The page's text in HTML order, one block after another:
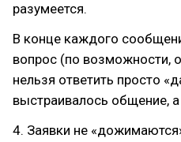
разумеется.
В конце каждого
вопрос (по возможности,
нельзя ответить просто
выстраивалось общение,
4. Заявки не